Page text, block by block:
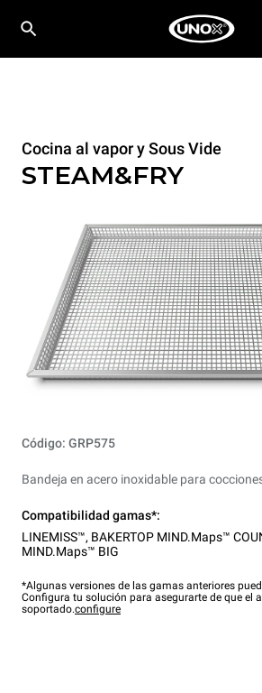
Cocina al vapor y Sous Vide
STEAM&FRY
Código: GRP575
Bandeja en acero inoxidable para
Compatibilidad gamas*:
LINEMISS™, BAKERTOP MIND.Maps™
MIND.Maps™ BIG
*Algunas versiones de las gamas anteriores
Configura tu solución para asegurarte de que el
soportado.configure